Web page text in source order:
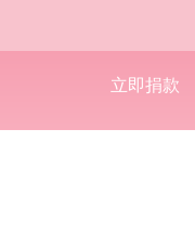
立即捐款